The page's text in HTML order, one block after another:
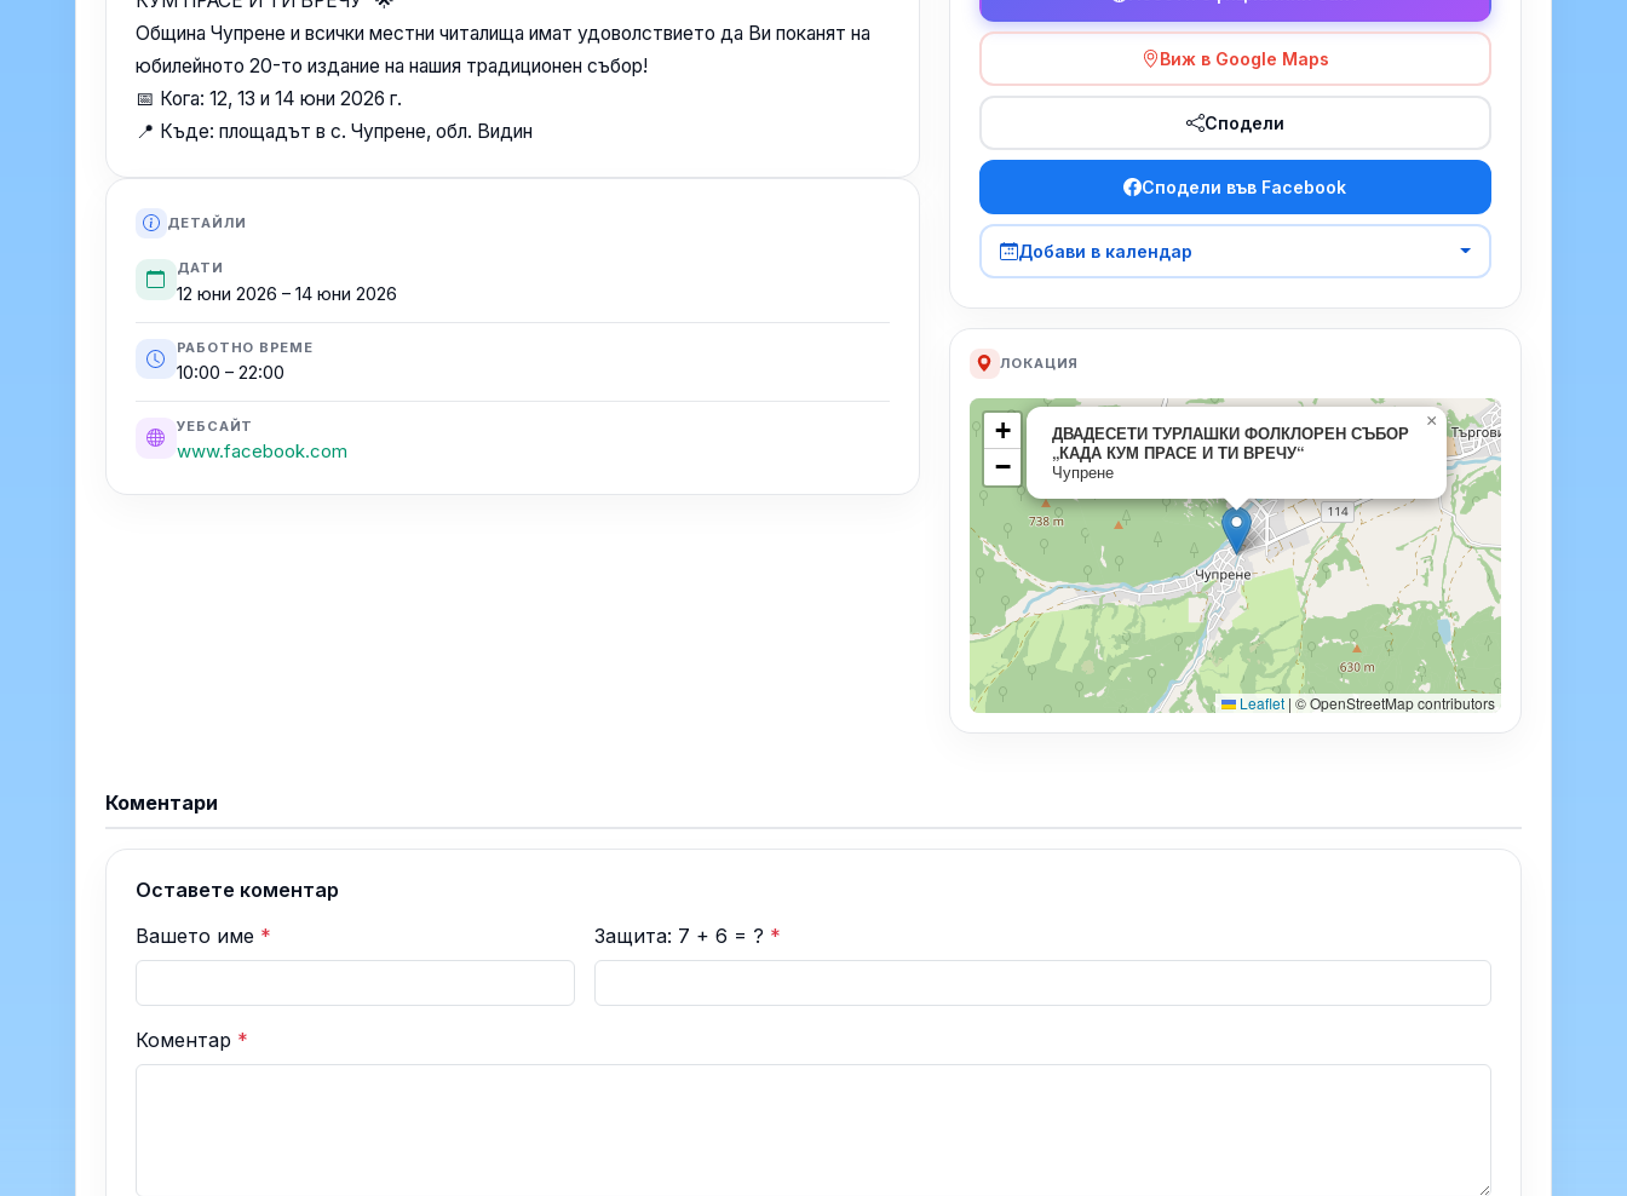
Община Чупрене и всички местни читалища имат удоволствието да Ви поканят на
юбилейното 20-то издание на нашия традиционен събор!
📅 Кога: 12, 13 и 14 юни 2026 г.
📍 Къде: площадът в с. Чупрене, обл. Видин
ДЕТАЙЛИ
ДАТИ
12 юни 2026 – 14 юни 2026
РАБОТНО ВРЕМЕ
10:00 – 22:00
УЕБСАЙТ
www.facebook.com
Виж в Google Maps
Сподели
Сподели във Facebook
Добави в календар
ЛОКАЦИЯ
ДВАДЕСЕТИ ТУРЛАШКИ ФОЛКЛОРЕН СЪБОР
„КАДА КУМ ПРАСЕ И ТИ ВРЕЧУ“
Чупрене
×
+
−
Leaflet | © OpenStreetMap contributors
Коментари
Оставете коментар
Вашето име * Защита: 7 + 6 = ? *
Коментар *